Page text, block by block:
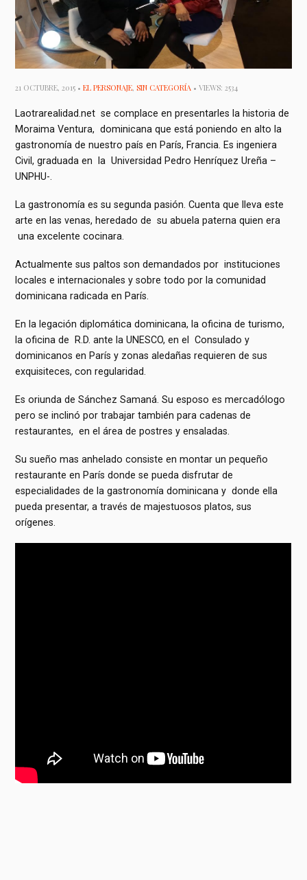
21 OCTUBRE, 2015 •EL PERSONAJE,SIN CATEGORÍA • VIEWS: 2534
Laotrarealidad.net se complace en presentarles la historia de
Moraima Ventura, dominicana que está poniendo en alto la
gastronomía de nuestro país en París, Francia. Es ingeniera
Civil, graduada en la Universidad Pedro Henríquez Ureña –
UNPHU-.
La gastronomía es su segunda pasión. Cuenta que lleva este
arte en las venas, heredado de su abuela paterna quien era
una excelente cocinara.
Actualmente sus paltos son demandados por instituciones
locales e internacionales y sobre todo por la comunidad
dominicana radicada en París.
En la legación diplomática dominicana, la oficina de turismo,
la oficina de R.D. ante la UNESCO, en el Consulado y
dominicanos en París y zonas aledañas requieren de sus
exquisiteces, con regularidad.
Es oriunda de Sánchez Samaná. Su esposo es mercadólogo
pero se inclinó por trabajar también para cadenas de
restaurantes, en el área de postres y ensaladas.
Su sueño mas anhelado consiste en montar un pequeño
restaurante en París donde se pueda disfrutar de
especialidades de la gastronomía dominicana y donde ella
pueda presentar, a través de majestuosos platos, sus
orígenes.